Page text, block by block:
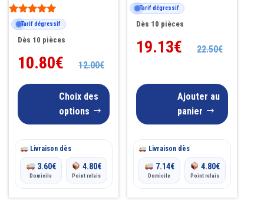
Note
4.82
sur 5
Tarif dégressif
Dès 10 pièces
10.80€ 12.00€
Choix des
options
choisies
sur
page
produit
Livraison dès
3.60€
Domicile
4.80€
Point relais
Note
4.87
sur 5
Tarif dégressif
Dès 10 pièces
19.13€ 22.50€
Ajouter au
panier
Livraison dès
7.14€
Domicile
4.80€
Point relais